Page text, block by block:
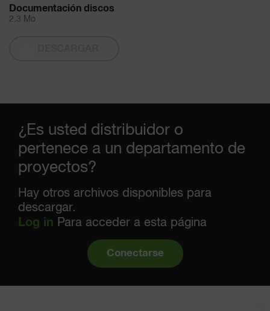
Documentación discos
2.3 Mo
¿Es usted distribuidor o
pertenece a un departamento de
proyectos?
Hay otros archivos disponibles para
descargar.
Log in Para acceder a esta página
Conectarse